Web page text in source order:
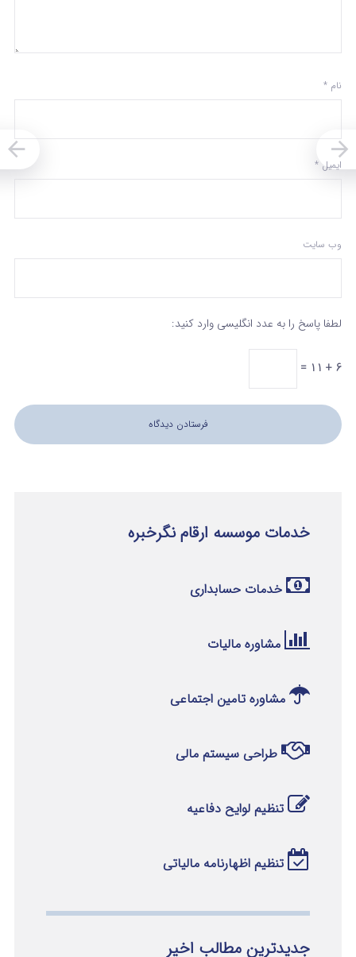
نام *
ایمیل *
وب‌ سایت
لطفا پاسخ را به عدد انگلیسی وارد کنید:
6 + 11 =
خدمات موسسه ارقام نگرخبره
خدمات حسابداری
مشاوره مالیات
مشاوره تامین اجتماعی
طراحی سیستم مالی
تنظیم لوایح دفاعیه
تنظیم اظهارنامه مالیاتی
جدیدترین مطالب اخیر